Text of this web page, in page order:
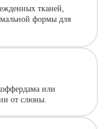
тканей,
формы для
или
от слюны.